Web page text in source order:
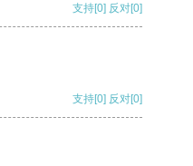
支持[0] 反对[0]
支持[0] 反对[0]